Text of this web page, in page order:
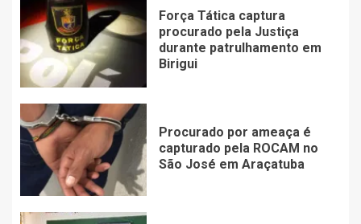
Força Tática captura
procurado pela Justiça
durante patrulhamento em
Birigui
Procurado por ameaça é
capturado pela ROCAM no
São José em Araçatuba